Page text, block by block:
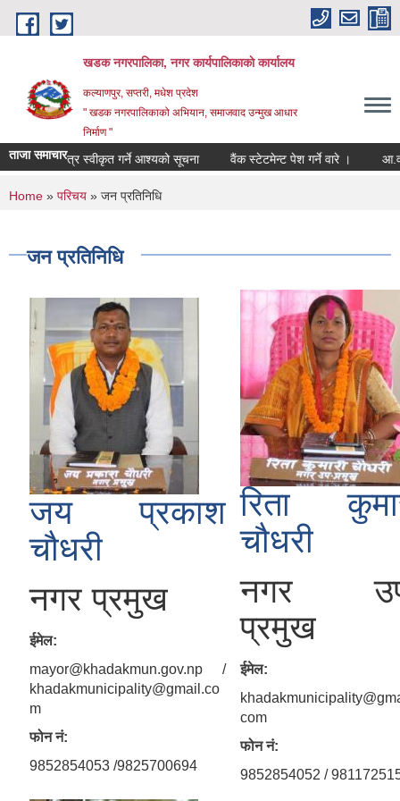
Skip to main content
खडक नगरपालिका, नगर कार्यपालिकाकाे कार्यालय
कल्याणपुर, सप्तरी, मधेश प्रदेश
" खडक नगरपालिकाको अभियान, समाजवाद उन्मुख आधार
निर्माण "
ताजा समाचार
दरभाउपत्र स्वीकृत गर्ने आश्यको सूचना वैंक स्टेटमेन्ट पेश गर्ने वारे । आ.व.
You are here
Home » परिचय » जन प्रतिनिधि
जन प्रतिनिधि
जय प्रकाश
चौधरी
नगर प्रमुख
ईमेल:
mayor@khadakmun.gov.np /
khadakmunicipality@gmail.co
m
फोन नं:
9852854053 /9825700694
रिता
चौधरी
नगर
प्रमुख
ईमेल:
com
फोन नं:
9852854052 /